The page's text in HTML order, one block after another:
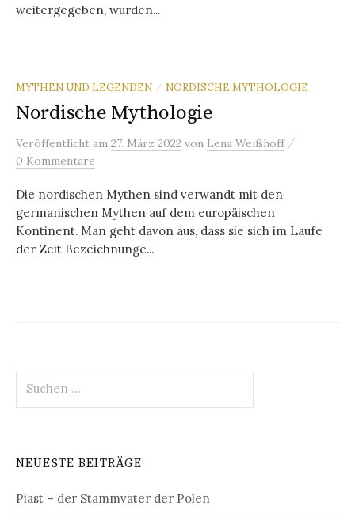
weitergegeben, wurden...
MYTHEN UND LEGENDEN / NORDISCHE MYTHOLOGIE
Nordische Mythologie
Veröffentlicht am 27. März 2022 von Lena Weißhoff /
0 Kommentare
Die nordischen Mythen sind verwandt mit den
germanischen Mythen auf dem europäischen
Kontinent. Man geht davon aus, dass sie sich im Laufe
der Zeit Bezeichnunge...
nach:
NEUESTE BEITRÄGE
Piast – der Stammvater der Polen